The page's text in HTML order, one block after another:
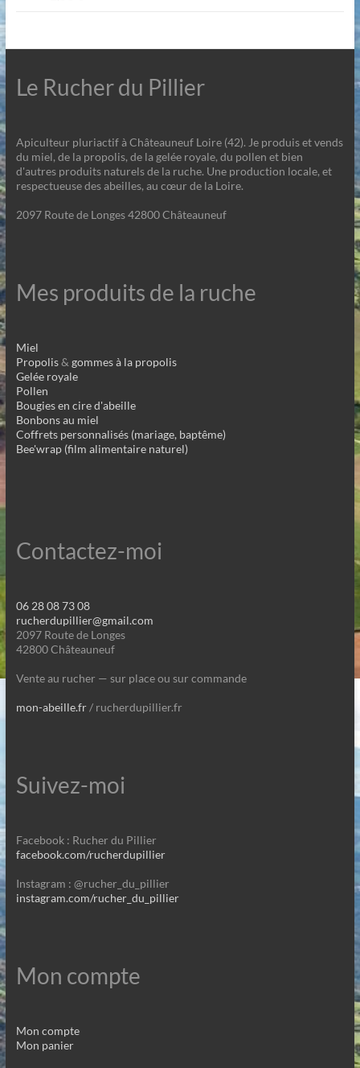
Le Rucher du Pillier
Apiculteur pluriactif à Châteauneuf Loire (42). Je produis et vends
du miel, de la propolis, de la gelée royale, du pollen et bien
d'autres produits naturels de la ruche. Une production locale, et
respectueuse des abeilles, au cœur de la Loire.
2097 Route de Longes 42800 Châteauneuf
Mes produits de la ruche
Miel
Propolis& gommes à la propolis
Gelée royale
Pollen
Bougies en cire d'abeille
Bonbons au miel
Coffrets personnalisés (mariage, baptême)
Bee'wrap (film alimentaire naturel)
Contactez-moi
06 28 08 73 08
rucherdupillier@gmail.com
2097 Route de Longes
42800 Châteauneuf
Vente au rucher — sur place ou sur commande
mon-abeille.fr/ rucherdupillier.fr
Suivez-moi
Facebook : Rucher du Pillier
facebook.com/rucherdupillier
Instagram : @rucher_du_pillier
instagram.com/rucher_du_pillier
Mon compte
Mon compte
Mon panier